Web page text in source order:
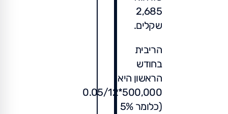
2,685
שקלים.
הריבית
בחודש
הראשון היא
500,000*0.05/12
(כלומר 5%